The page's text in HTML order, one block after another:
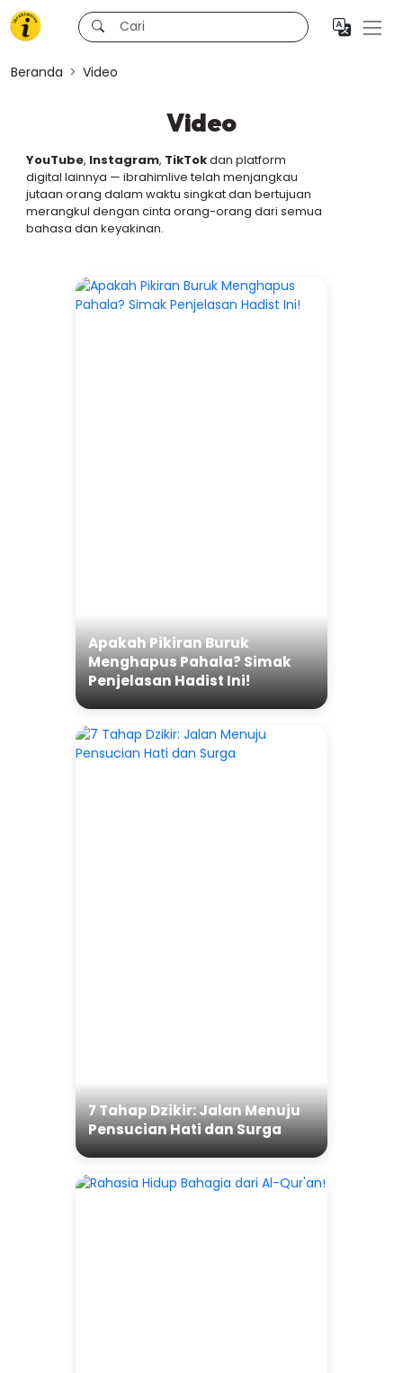
Beranda Video
Video
YouTube, Instagram, TikTokdan platform
digital lainnya — ibrahimlive telah menjangkau
jutaan orang dalam waktu singkat dan bertujuan
merangkul dengan cinta orang-orang dari semua
bahasa dan keyakinan.
Apakah Pikiran Buruk
Menghapus Pahala? Simak
Penjelasan Hadist Ini!
7 Tahap Dzikir: Jalan Menuju
Pensucian Hati dan Surga